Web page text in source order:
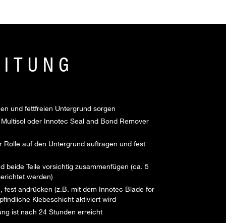
und fettfreien Untergrund sorgen
oder Innotec Seal and Bond Remover
Rolle auf den Untergrund auftragen und fest
beide Teile vorsichtig zusammenfügen (ca. 5
werden)
fest andrücken (z.B. mit dem Innotec Blade for
Klebeschicht aktiviert wird
ist nach 24 Stunden erreicht